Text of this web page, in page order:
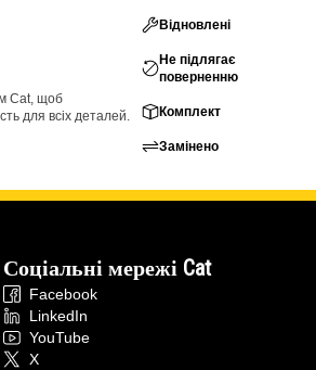
Cat, щоб
для всіх деталей.
Відновлені
Не підлягає
поверненню
Комплект
Замінено
Соціальні мережі Cat
Facebook
LinkedIn
YouTube
X